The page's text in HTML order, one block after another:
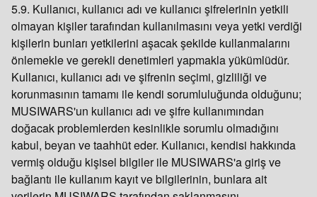
5.9. Kullanıcı, kullanıcı adı ve kullanıcı şifrelerinin yetkili
olmayan kişiler tarafından kullanılmasını veya yetki verdiği
kişilerin bunları yetkilerini aşacak şekilde kullanmalarını
önlemekle ve gerekli denetimleri yapmakla yükümlüdür.
Kullanıcı, kullanıcı adı ve şifrenin seçimi, gizliliği ve
korunmasının tamamı ile kendi sorumluluğunda olduğunu;
MUSIWARS'un kullanıcı adı ve şifre kullanımından
doğacak problemlerden kesinlikle sorumlu olmadığını
kabul, beyan ve taahhüt eder. Kullanıcı, kendisi hakkında
vermiş olduğu kişisel bilgiler ile MUSIWARS'a giriş ve
bağlantı ile kullanım kayıt ve bilgilerinin, bunlara ait